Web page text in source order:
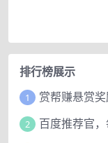
排行榜展示
1
2 百度推荐官